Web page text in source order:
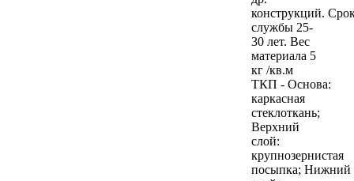
конструкций.
службы 25-
30 лет. Вес
материала 5
кг /кв.м
ТКП - Основа:
каркасная
стеклоткань;
Верхний
слой:
крупнозернистая
посыпка; Нижний